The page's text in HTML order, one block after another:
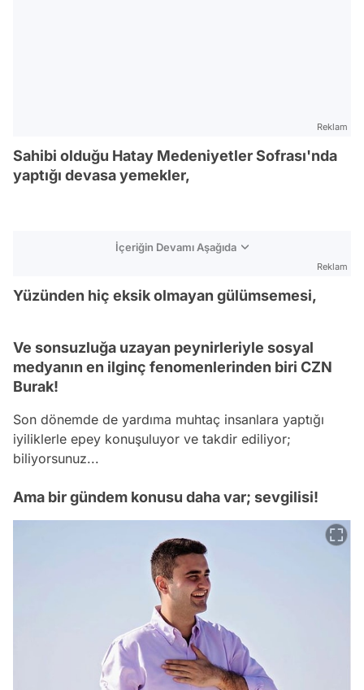
Reklam
Sahibi olduğu Hatay Medeniyetler Sofrası'nda
yaptığı devasa yemekler,
İçeriğin Devamı Aşağıda
Reklam
Yüzünden hiç eksik olmayan gülümsemesi,
Ve sonsuzluğa uzayan peynirleriyle sosyal
medyanın en ilginç fenomenlerinden biri CZN
Burak!
Son dönemde de yardıma muhtaç insanlara yaptığı
iyiliklerle epey konuşuluyor ve takdir ediliyor;
biliyorsunuz...
Ama bir gündem konusu daha var; sevgilisi!